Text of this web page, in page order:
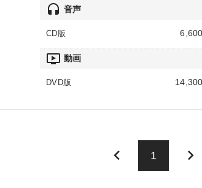
headset 音声
CD版
ondemand_video 動画
DVD版
keyboard_arrow_left 1 keyboard_arrow_right